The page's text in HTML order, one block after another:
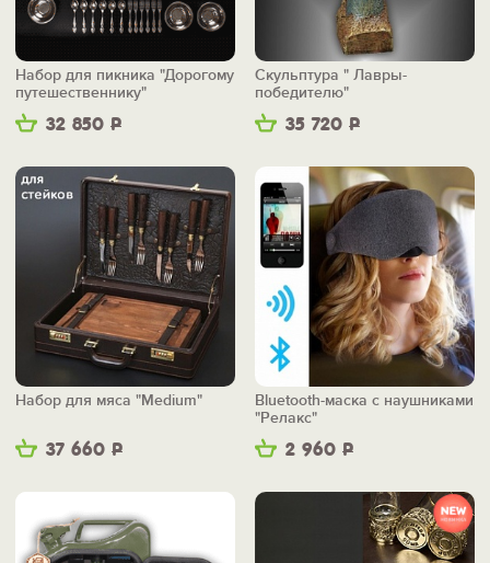
32 850 Р
Набор для пикника "Дорогому
путешественнику"
35 720 Р
Скульптура " Лавры-
победителю"
37 660 Р
Набор для мяса "Medium"
2 960 Р
Bluetooth-маска с наушниками
"Релакс"